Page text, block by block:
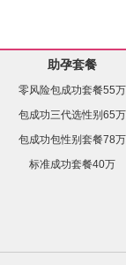
助孕套餐
零风险包成功套餐55万
包成功三代选性别65万
包成功包性别套餐78万
标准成功套餐40万